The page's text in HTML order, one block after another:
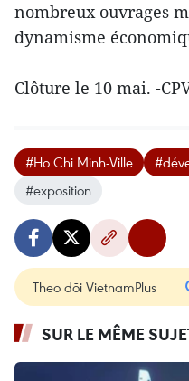
nombreux ouvrages
dynamisme
Clôture le 10 mai. -
#Ho Chi Minh-Ville
#exposition
Theo dõi VietnamPlus
SUR LE MÊME